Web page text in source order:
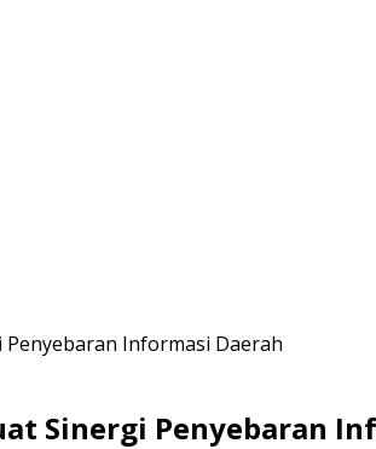
Penyebaran Informasi Daerah
Sinergi Penyebaran